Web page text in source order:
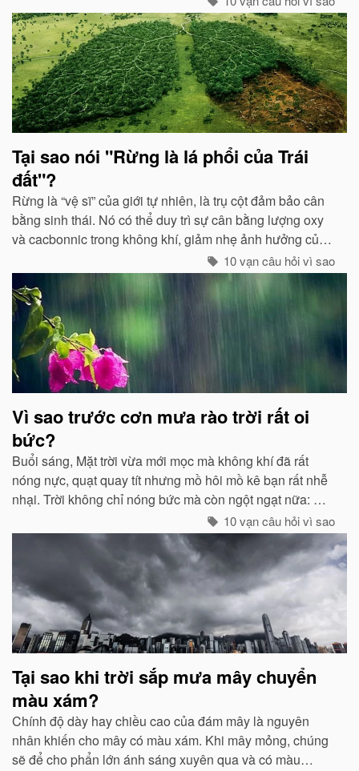
triển sẽ phát ra tia lửa...
Tại sao nói "Rừng là lá phổi của Trái
đất"?
Rừng là “vệ sĩ” của giới tự nhiên, là trụ cột đảm bảo cân
bằng sinh thái. Nó có thể duy trì sự cân bằng lượng oxy
và cacbonnic trong không khí, giảm nhẹ ảnh hưởng của
các chất thải, khí độc gây nên ô nhiễm, làm trong sạch
môi trường...
10 vạn câu hỏi vì sao
Vì sao trước cơn mưa rào trời rất oi
bức?
Buổi sáng, Mặt trời vừa mới mọc mà không khí đã rất
nóng nực, quạt quay tít nhưng mồ hôi mồ kê bạn rất nhễ
nhại. Trời không chỉ nóng bức mà còn ngột ngạt nữa: Đó
chính là dấu hiệu bắt đẩu của một cơn mưa rào...
10 vạn câu hỏi vì sao
Tại sao khi trời sắp mưa mây chuyển
màu xám?
Chính độ dày hay chiều cao của đám mây là nguyên
nhân khiến cho mây có màu xám. Khi mây mỏng, chúng
sẽ để cho phẩn lớn ánh sáng xuyên qua và có màu